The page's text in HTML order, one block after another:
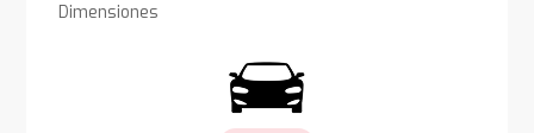
Dimensiones